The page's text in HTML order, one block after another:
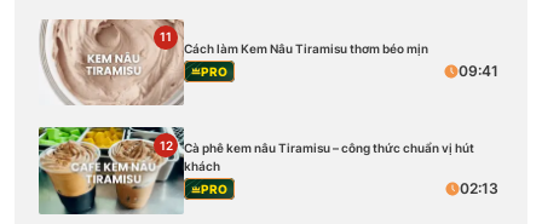
11
Cách làm Kem Nâu Tiramisu thơm béo mịn
PRO
09:41
12
Cà phê kem nâu Tiramisu – công thức chuẩn vị hút
khách
PRO
02:13